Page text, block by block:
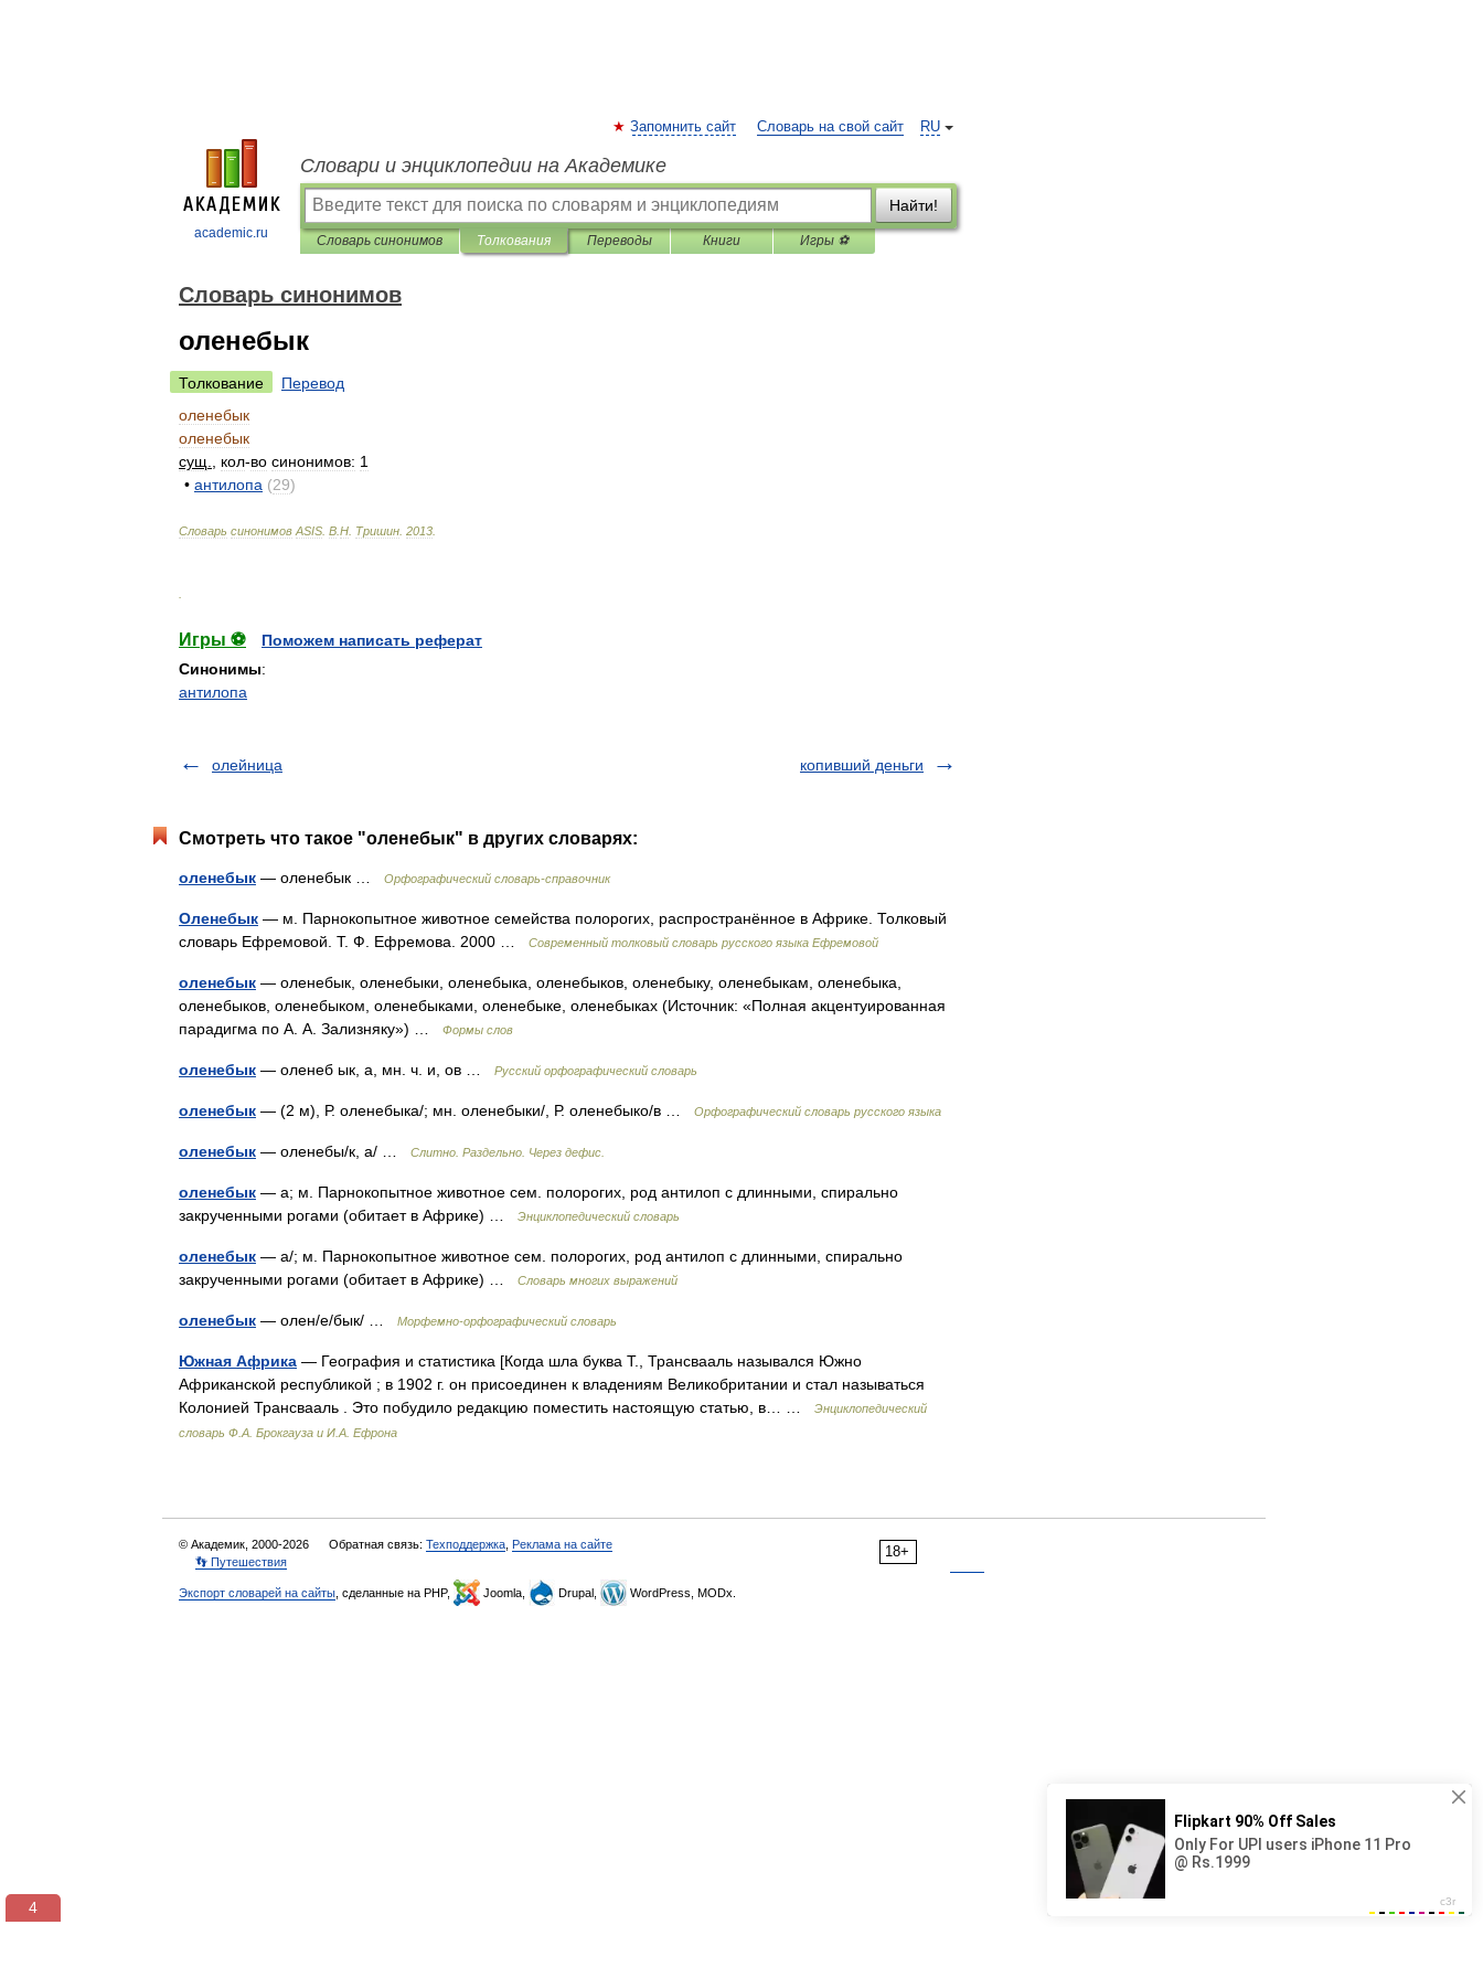
academic.ru
RU
Запомнить сайт Словарь на свой сайт
Словари и энциклопедии на Академике
Найти!
Словарь синонимов Толкования Переводы Книги Игры ⚽
Словарь синонимов
оленебык
Толкование
Перевод
оленебык
оленебык
сущ
кол-во синонимов: 1
• антилопа (29)
Словарь синонимов ASIS В Н Тришин 2013
Игры ⚽
Поможем написать реферат
Синонимы:
антилопа
олейница копивший деньги
Смотреть что такое "оленебык" в других словарях:
оленебык — оленебык … Орфографический словарь-справочник
Оленебык — м. Парнокопытное животное семейства полорогих, распространённое в Африке. Толковый
словарь Ефремовой. Т. Ф. Ефремова. 2000 …
Современный толковый словарь русского языка Ефремовой
оленебык — оленебык, оленебыки, оленебыка, оленебыков, оленебыку, оленебыкам, оленебыка,
оленебыков, оленебыком, оленебыками, оленебыке, оленебыках (Источник: «Полная акцентуированная
парадигма по А. А. Зализняку») …
Формы слов
оленебык — оленеб ык, а, мн. ч. и, ов … Русский орфографический словарь
оленебык — (2 м), Р. оленебыка/; мн. оленебыки/, Р. оленебыко/в … Орфографический словарь русского языка
оленебык — оленебы/к, а/ … Слитно. Раздельно. Через дефис.
оленебык — а; м. Парнокопытное животное сем. полорогих, род антилоп с длинными, спирально
закрученными рогами (обитает в Африке) …
Энциклопедический словарь
оленебык — а/; м. Парнокопытное животное сем. полорогих, род антилоп с длинными, спирально
закрученными рогами (обитает в Африке) …
Словарь многих выражений
оленебык — олен/е/бык/ … Морфемно-орфографический словарь
Южная Африка — География и статистика [Когда шла буква Т., Трансвааль назывался Южно
Африканской республикой ; в 1902 г. он присоединен к владениям Великобритании и стал называться
Колонией Трансвааль . Это побудило редакцию поместить настоящую статью, в… …
Энциклопедический
словарь Ф.А. Брокгауза и И.А. Ефрона
18+
© Академик, 2000-2026 Обратная связь: Техподдержка Реклама на сайте
👣 Путешествия
Экспорт словарей на сайты , сделанные на PHP, Joomla, Drupal, WordPress, MODx.
4